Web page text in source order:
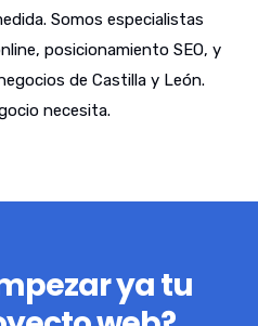
Somos especialistas
posicionamiento SEO, y
de Castilla y León.
necesita.
ya tu